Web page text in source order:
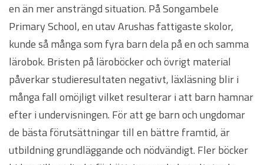
en än mer ansträngd situation. På Songambele
Primary School, en utav Arushas fattigaste skolor,
kunde så många som fyra barn dela på en och samma
lärobok. Bristen på läroböcker och övrigt material
påverkar studieresultaten negativt, läxläsning blir i
många fall omöjligt vilket resulterar i att barn hamnar
efter i undervisningen. För att ge barn och ungdomar
de bästa förutsättningar till en bättre framtid, är
utbildning grundläggande och nödvändigt. Fler böcker